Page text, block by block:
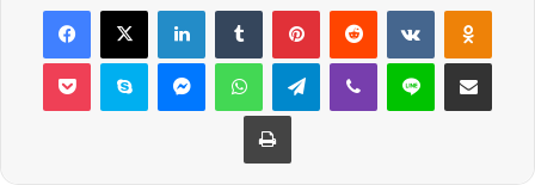
Facebook
X LinkedInTumblr PinterestReddit VKontakte
Pocket Skype MessengerWhatsAppTelegramViber Line E-Posta ile
Yazdır